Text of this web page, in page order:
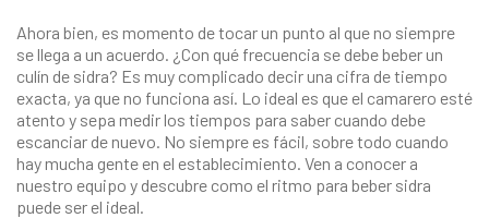
Ahora bien, es momento de tocar un punto al que no siempre
se llega a un acuerdo. ¿Con qué frecuencia se debe beber un
culín de sidra? Es muy complicado decir una cifra de tiempo
exacta, ya que no funciona así. Lo ideal es que el camarero esté
atento y sepa medir los tiempos para saber cuando debe
escanciar de nuevo. No siempre es fácil, sobre todo cuando
hay mucha gente en el establecimiento. Ven a conocer a
nuestro equipo y descubre como el ritmo para beber sidra
puede ser el ideal.